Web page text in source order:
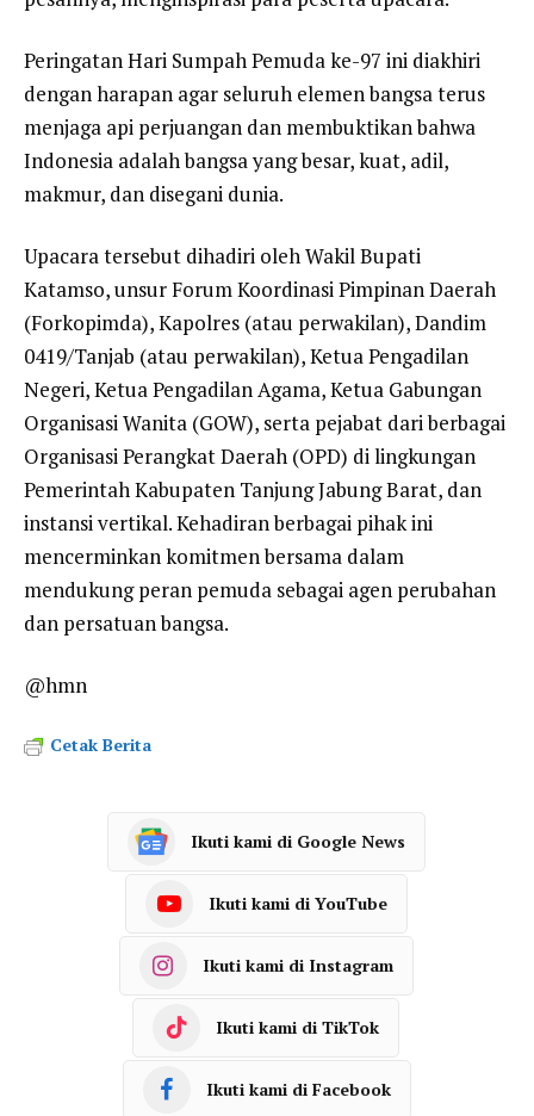
Peringatan Hari Sumpah Pemuda ke-97 ini diakhiri
dengan harapan agar seluruh elemen bangsa terus
menjaga api perjuangan dan membuktikan bahwa
Indonesia adalah bangsa yang besar, kuat, adil,
makmur, dan disegani dunia.
Upacara tersebut dihadiri oleh Wakil Bupati
Katamso, unsur Forum Koordinasi Pimpinan Daerah
(Forkopimda), Kapolres (atau perwakilan), Dandim
0419/Tanjab (atau perwakilan), Ketua Pengadilan
Negeri, Ketua Pengadilan Agama, Ketua Gabungan
Organisasi Wanita (GOW), serta pejabat dari berbagai
Organisasi Perangkat Daerah (OPD) di lingkungan
Pemerintah Kabupaten Tanjung Jabung Barat, dan
instansi vertikal. Kehadiran berbagai pihak ini
mencerminkan komitmen bersama dalam
mendukung peran pemuda sebagai agen perubahan
dan persatuan bangsa.
@hmn
Cetak Berita
Ikuti kami di Google News
Ikuti kami di YouTube
Ikuti kami di Instagram
Ikuti kami di TikTok
Ikuti kami di Facebook